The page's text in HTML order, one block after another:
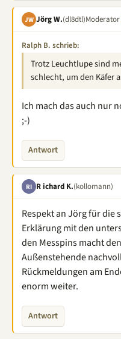
JW Jörg W.(dl8dtl)Moderator
Ralph B. schrieb:
Trotz Leuchtlupe sind
schlecht, um den Käfer
Ich mach das auch nur
;-)
Antwort
RI R ichard K.(kollomann)
Respekt an Jörg für die
Erklärung mit den
den Messpins macht
Außenstehende
Rückmeldungen am
enorm weiter.
Antwort